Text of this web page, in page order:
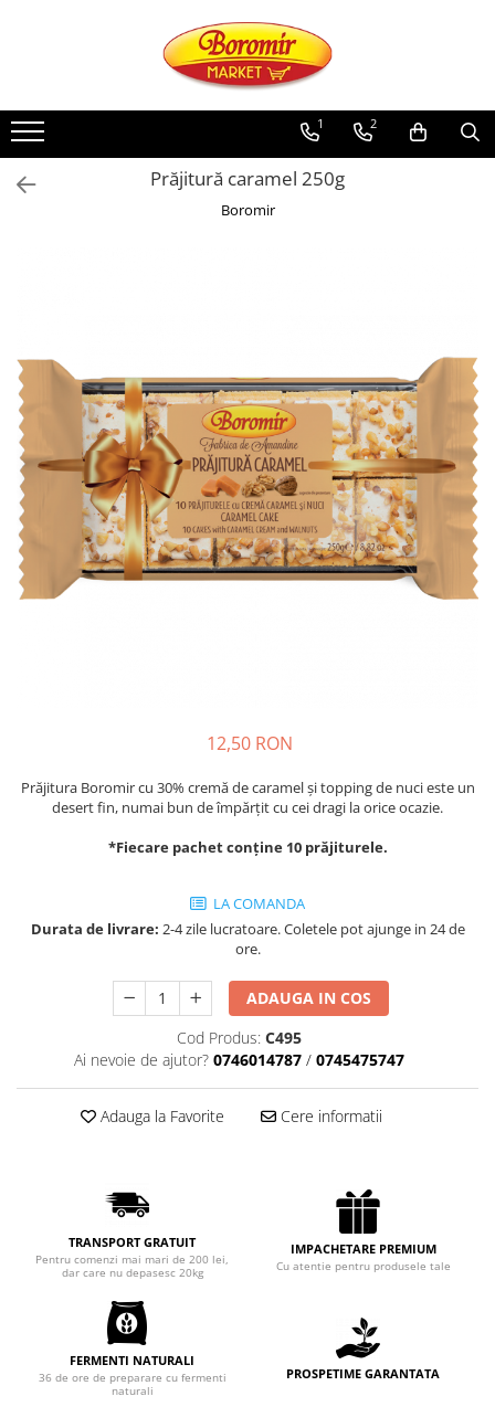
Noutati
Produse de post
Cozonac
Cozonac Casa Boromir
Cozonac Pricomigdala
Cozonac Magnum
Cozonac Vegan (de post)
Cozonac Collection
Cozo-Bun
Cozonac Cadou
Cozonac cu Unt
Cozonac Royal
Fursecuri
Prajituri artizanale
Prajituri
Prajituri nuci
Prajituri Red Collection
Prajituri cu fructe
Prajituri cafea
Prajituri de Craciun
Torturi ambalate
Chec mini
1 2
Prăjitură caramel 250g
Boromir
12,50 RON
Prăjitura Boromir cu 30% cremă de caramel și topping de nuci este un
desert fin, numai bun de împărțit cu cei dragi la orice ocazie.
*Fiecare pachet conține 10 prăjiturele.
LA COMANDA
Durata de livrare: 2-4 zile lucratoare. Coletele pot ajunge in 24 de
ore.
ADAUGA IN COS
Cod Produs: C495
Ai nevoie de ajutor? 0746014787 / 0745475747
Adauga la Favorite Cere informatii
TRANSPORT GRATUIT
Pentru comenzi mai mari de 200 lei,
dar care nu depasesc 20kg
IMPACHETARE PREMIUM
Cu atentie pentru produsele tale
FERMENTI NATURALI
36 de ore de preparare cu fermenti
naturali
PROSPETIME GARANTATA